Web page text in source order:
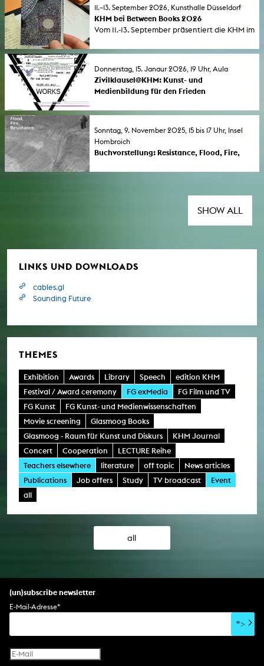
11.–13. September 2026, Kunsthalle Düsseldorf
KHM bei Between Books 2026
Vom 11.-13. September präsentiert die KHM im
Kunsthalle Düsseldorf eine Auswahl an
feiert die neunte Ausgabe der KURZE sowie
eine Neuerscheinung aus dem Bereich
Sound und stellt ausgewählte Titel aus dem
Backkatalog des KHM-Verlags vor.
Donnerstag, 15. Janaur 2026, 19 Uhr, Aula
Zivilklausel@KHM: Kunst- und
Medienbildung für den Frieden
Zivilklausel in ihre Grundordnung
2025: eine neue Art von 'Künstlichkeit' in
Mensch-Maschine-Interaktion wird durch
'intelligente' Systeme à la ChatGPT zur
Tötung von Menschen erzeugt. Die sozialen
wird leiser… Eine Antwort von Christian Heck
Sonntag, 9. November 2025, 15 bis 17 Uhr, Insel
Hombroich
Buchvorstellung: Resistance, Flood, Fire,
Beate Gütschow (Professorin für
Künstlerische Fotografie an der KHM) im
SHOW ALL
LINKS UND DOWNLOADS
cables.gl
Sounding Future
THEMES
Exhibition Awards Library Speech
edition KHM
Festival / Award ceremony
FG exMedia
FG Film und TV
FG Kunst
FG Kunst- und Medienwissenschaften
Movie screening
Glasmoog Books
Glasmoog - Raum für Kunst und Diskurs
KHM Journal
Concert
Cooperation
LECTURE Reihe
Teachers elsewhere
literature off topic
News articles
Publications
Job offers Study TV broadcast
Event
all
all
(un)subscribe newsletter
E-Mail-Adresse*
">